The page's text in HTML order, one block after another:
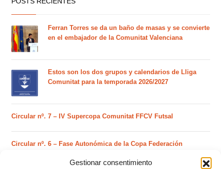
Gestionar consentimiento
Ferran Torres se da un baño de masas y se convierte
en el embajador de la Comunitat Valenciana
Estos son los dos grupos y calendarios de Lliga
Comunitat para la temporada 2026/2027
Circular nº. 7 – IV Supercopa Comunitat FFCV Futsal
Circular nº. 6 – Fase Autonómica de la Copa Federación